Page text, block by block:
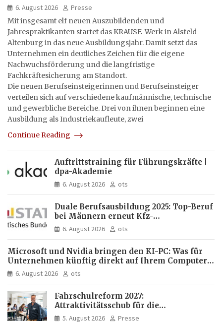
6. August 2026
Presse
Mit insgesamt elf neuen Auszubildenden und
Jahrespraktikanten startet das KRAUSE-Werk in Alsfeld-
Altenburg in das neue Ausbildungsjahr. Damit setzt das
Unternehmen ein deutliches Zeichen für die eigene
Nachwuchsförderung und die langfristige
Fachkräftesicherung am Standort.
Die neuen Berufseinsteigerinnen und Berufseinsteiger
verteilen sich auf verschiedene kaufmännische, technische
und gewerbliche Bereiche. Drei von ihnen beginnen eine
Ausbildung als Industriekaufleute, zwei
Continue Reading
Auftrittstraining für Führungskräfte |
dpa-Akademie
6. August 2026 ots
Duale Berufsausbildung 2025: Top-Beruf
bei Männern erneut Kfz-
Mechatroniker, bei Frauen
medizinische Fachangestellte
6. August 2026 ots
Microsoft und Nvidia bringen den KI-PC: Was für
Unternehmen künftig direkt auf Ihrem Computer
läuft und was weiter in der Cloud bleibt
6. August 2026 ots
Fahrschulreform 2027:
Attraktivitätsschub für die
Fahrlehrerausbildung
5. August 2026 Presse